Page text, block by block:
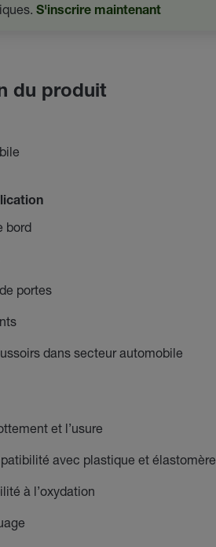
S'inscrire maintenant
du produit
bord
portes
dans secteur automobile
et l’usure
avec plastique et élastomère
à l’oxydation